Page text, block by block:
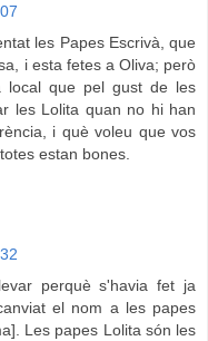
les Papes Escrivà, que
i esta fetes a Oliva; però
local que pel gust de les
les Lolita quan no hi han
i què voleu que vos
estan bones.
perquè s'havia fet ja
el nom a les papes
Les papes Lolita són les